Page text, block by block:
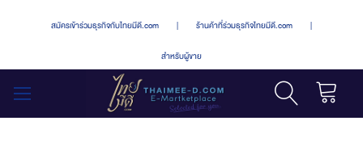
สมัครเข้าร่วมธุรกิจกับไทยมีดี.com | ร้านค้าที่ร่วมธุรกิจไทยมีดี.com |
สำหรับผู้ขาย